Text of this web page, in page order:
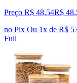
Preço R$ 48,54R$ 48,
no Pix Ou 1x de R$
Full